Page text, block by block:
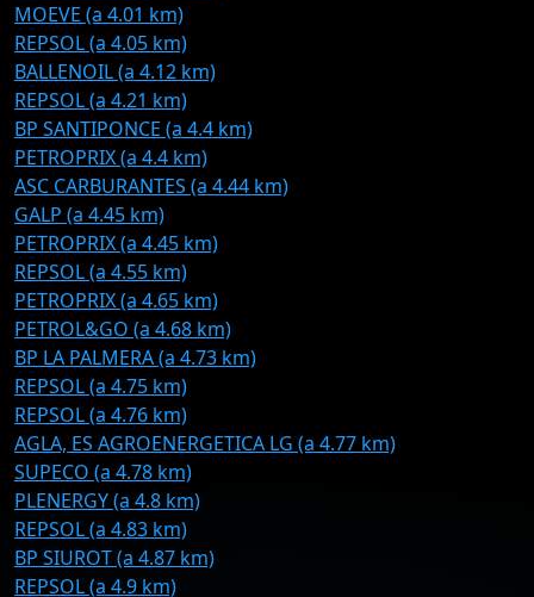
MOEVE (a 4.01 km)
REPSOL (a 4.05 km)
BALLENOIL (a 4.12 km)
REPSOL (a 4.21 km)
BP SANTIPONCE (a 4.4 km)
PETROPRIX (a 4.4 km)
ASC CARBURANTES (a 4.44 km)
GALP (a 4.45 km)
PETROPRIX (a 4.45 km)
REPSOL (a 4.55 km)
PETROPRIX (a 4.65 km)
PETROL&GO (a 4.68 km)
BP LA PALMERA (a 4.73 km)
REPSOL (a 4.75 km)
REPSOL (a 4.76 km)
AGLA, ES AGROENERGETICA LG (a 4.77 km)
SUPECO (a 4.78 km)
PLENERGY (a 4.8 km)
REPSOL (a 4.83 km)
BP SIUROT (a 4.87 km)
REPSOL (a 4.9 km)